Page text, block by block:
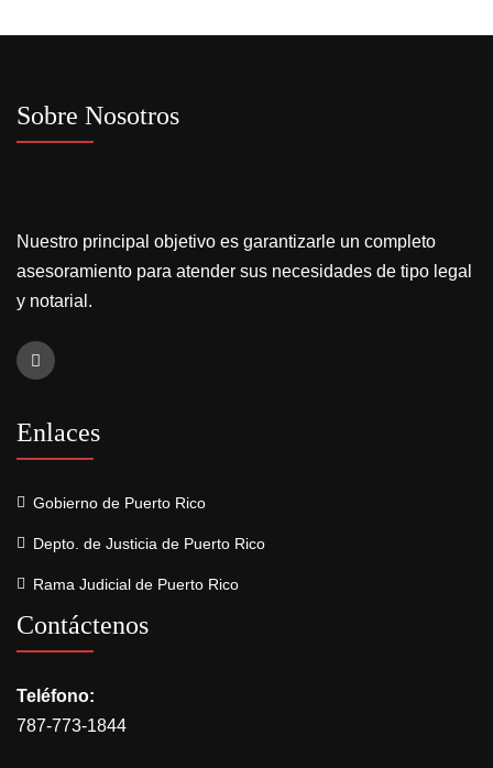
Sobre Nosotros
Nuestro principal objetivo es garantizarle un completo
asesoramiento para atender sus necesidades de tipo legal
y notarial.
Enlaces
Gobierno de Puerto Rico
Depto. de Justicia de Puerto Rico
Rama Judicial de Puerto Rico
Contáctenos
Teléfono:
787-773-1844